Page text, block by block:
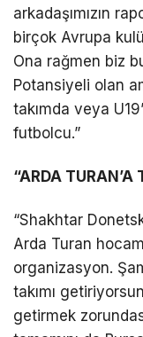
arkadaşımızın
birçok Avrupa
Ona rağmen biz
Potansiyeli olan
takımda veya
futbolcu.”
“ARDA TURAN’A
“Shakhtar
Arda Turan
organizasyon.
takımı
getirmek